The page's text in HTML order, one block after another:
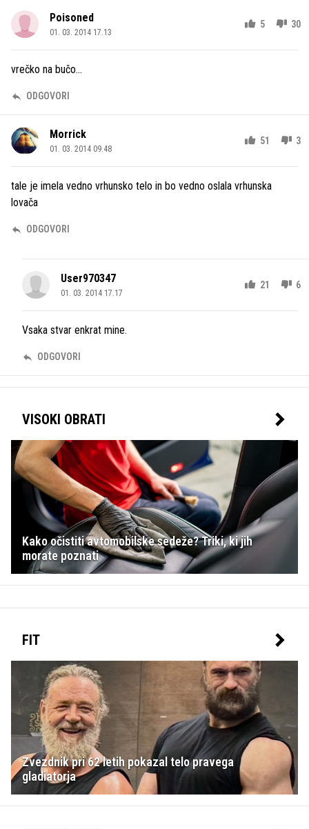
Poisoned
01. 03. 2014 17.13
5 30
vrečko na bučo...
ODGOVORI
Morrick
01. 03. 2014 09.48
51 3
tale je imela vedno vrhunsko telo in bo vedno oslala vrhunska
lovača
ODGOVORI
User970347
01. 03. 2014 17.17
21 6
Vsaka stvar enkrat mine.
ODGOVORI
VISOKI OBRATI
Kako očistiti avtomobilske sedeže? Triki, ki jih
morate poznati
FIT
Zvezdnik pri 62 letih pokazal telo pravega
gladiatorja